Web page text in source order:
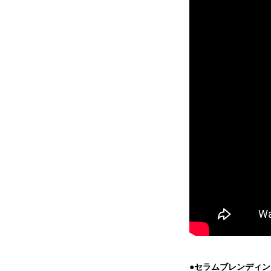
●セラムブレンディ